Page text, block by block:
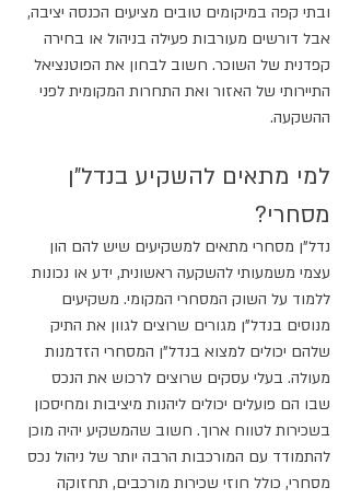
ובתי קפה במיקומים טובים מציעים הכנסה יציבה,
אבל דורשים מעורבות פעילה בניהול או בחירה
קפדנית של השוכר. חשוב לבחון את הפוטנציאל
התיירותי של האזור ואת התחרות המקומית לפני
ההשקעה.
למי מתאים להשקיע בנדל"ן
מסחרי?
נדל"ן מסחרי מתאים למשקיעים שיש להם הון
עצמי משמעותי להשקעה ראשונית, ידע או נכונות
ללמוד על השוק המסחרי המקומי. משקיעים
מנוסים בנדל"ן מגורים שרוצים לגוון את התיק
שלהם יכולים למצוא בנדל"ן המסחרי הזדמנות
מעולה. בעלי עסקים שרוצים לרכוש את הנכס
שבו הם פועלים יכולים ליהנות מיציבות ומחיסכון
בשכירות לטווח ארוך. חשוב שהמשקיע יהיה מוכן
להתמודד עם המורכבות הרבה יותר של ניהול נכס
מסחרי, כולל חוזי שכירות מורכבים, תחזוקה